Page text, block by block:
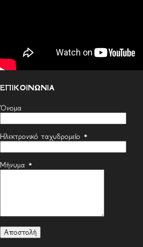
ΕΠΙΚΟΙΝΩΝΙΑ
Όνομα
Ηλεκτρονικό ταχυδρομείο *
Μήνυμα *